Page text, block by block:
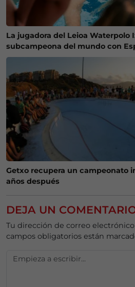
La jugadora del Leioa Waterpolo
subcampeona del mundo con
Getxo recupera un campeonato
años después
DEJA UN
Tu dirección de correo
campos obligatorios están